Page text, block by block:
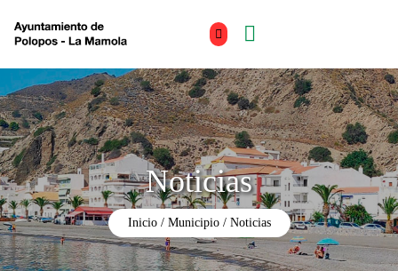
Noticias
Inicio Municipio Noticias